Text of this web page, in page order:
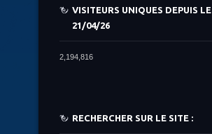
VISITEURS UNIQUES DEPUIS LE
21/04/26
2,194,816
RECHERCHER SUR LE SITE :